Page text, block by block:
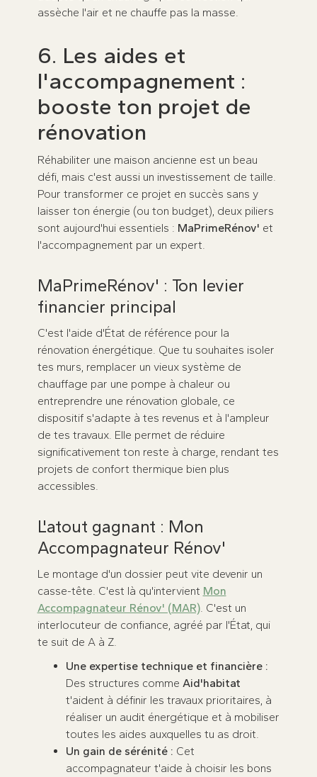
assèche l'air et ne chauffe pas la masse.
6. Les aides et
l'accompagnement :
booste ton projet de
rénovation
Réhabiliter une maison ancienne est un beau
défi, mais c'est aussi un investissement de taille.
Pour transformer ce projet en succès sans y
laisser ton énergie (ou ton budget), deux piliers
sont aujourd'hui essentiels : MaPrimeRénov' et
l'accompagnement par un expert.
MaPrimeRénov' : Ton levier
financier principal
C'est l'aide d'État de référence pour la
rénovation énergétique. Que tu souhaites isoler
tes murs, remplacer un vieux système de
chauffage par une pompe à chaleur ou
entreprendre une rénovation globale, ce
dispositif s'adapte à tes revenus et à l'ampleur
de tes travaux. Elle permet de réduire
significativement ton reste à charge, rendant tes
projets de confort thermique bien plus
accessibles.
L'atout gagnant : Mon
Accompagnateur Rénov'
Le montage d'un dossier peut vite devenir un
casse-tête. C'est là qu'intervient Mon
Accompagnateur Rénov' (MAR). C'est un
interlocuteur de confiance, agréé par l'État, qui
te suit de A à Z.
Une expertise technique et financière :
Des structures comme Aid'habitat
t'aident à définir les travaux prioritaires, à
réaliser un audit énergétique et à mobiliser
toutes les aides auxquelles tu as droit.
Un gain de sérénité : Cet
accompagnateur t'aide à choisir les bons